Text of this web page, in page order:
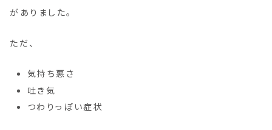
がありました。
ただ、
気持ち悪さ
吐き気
つわりっぽい症状